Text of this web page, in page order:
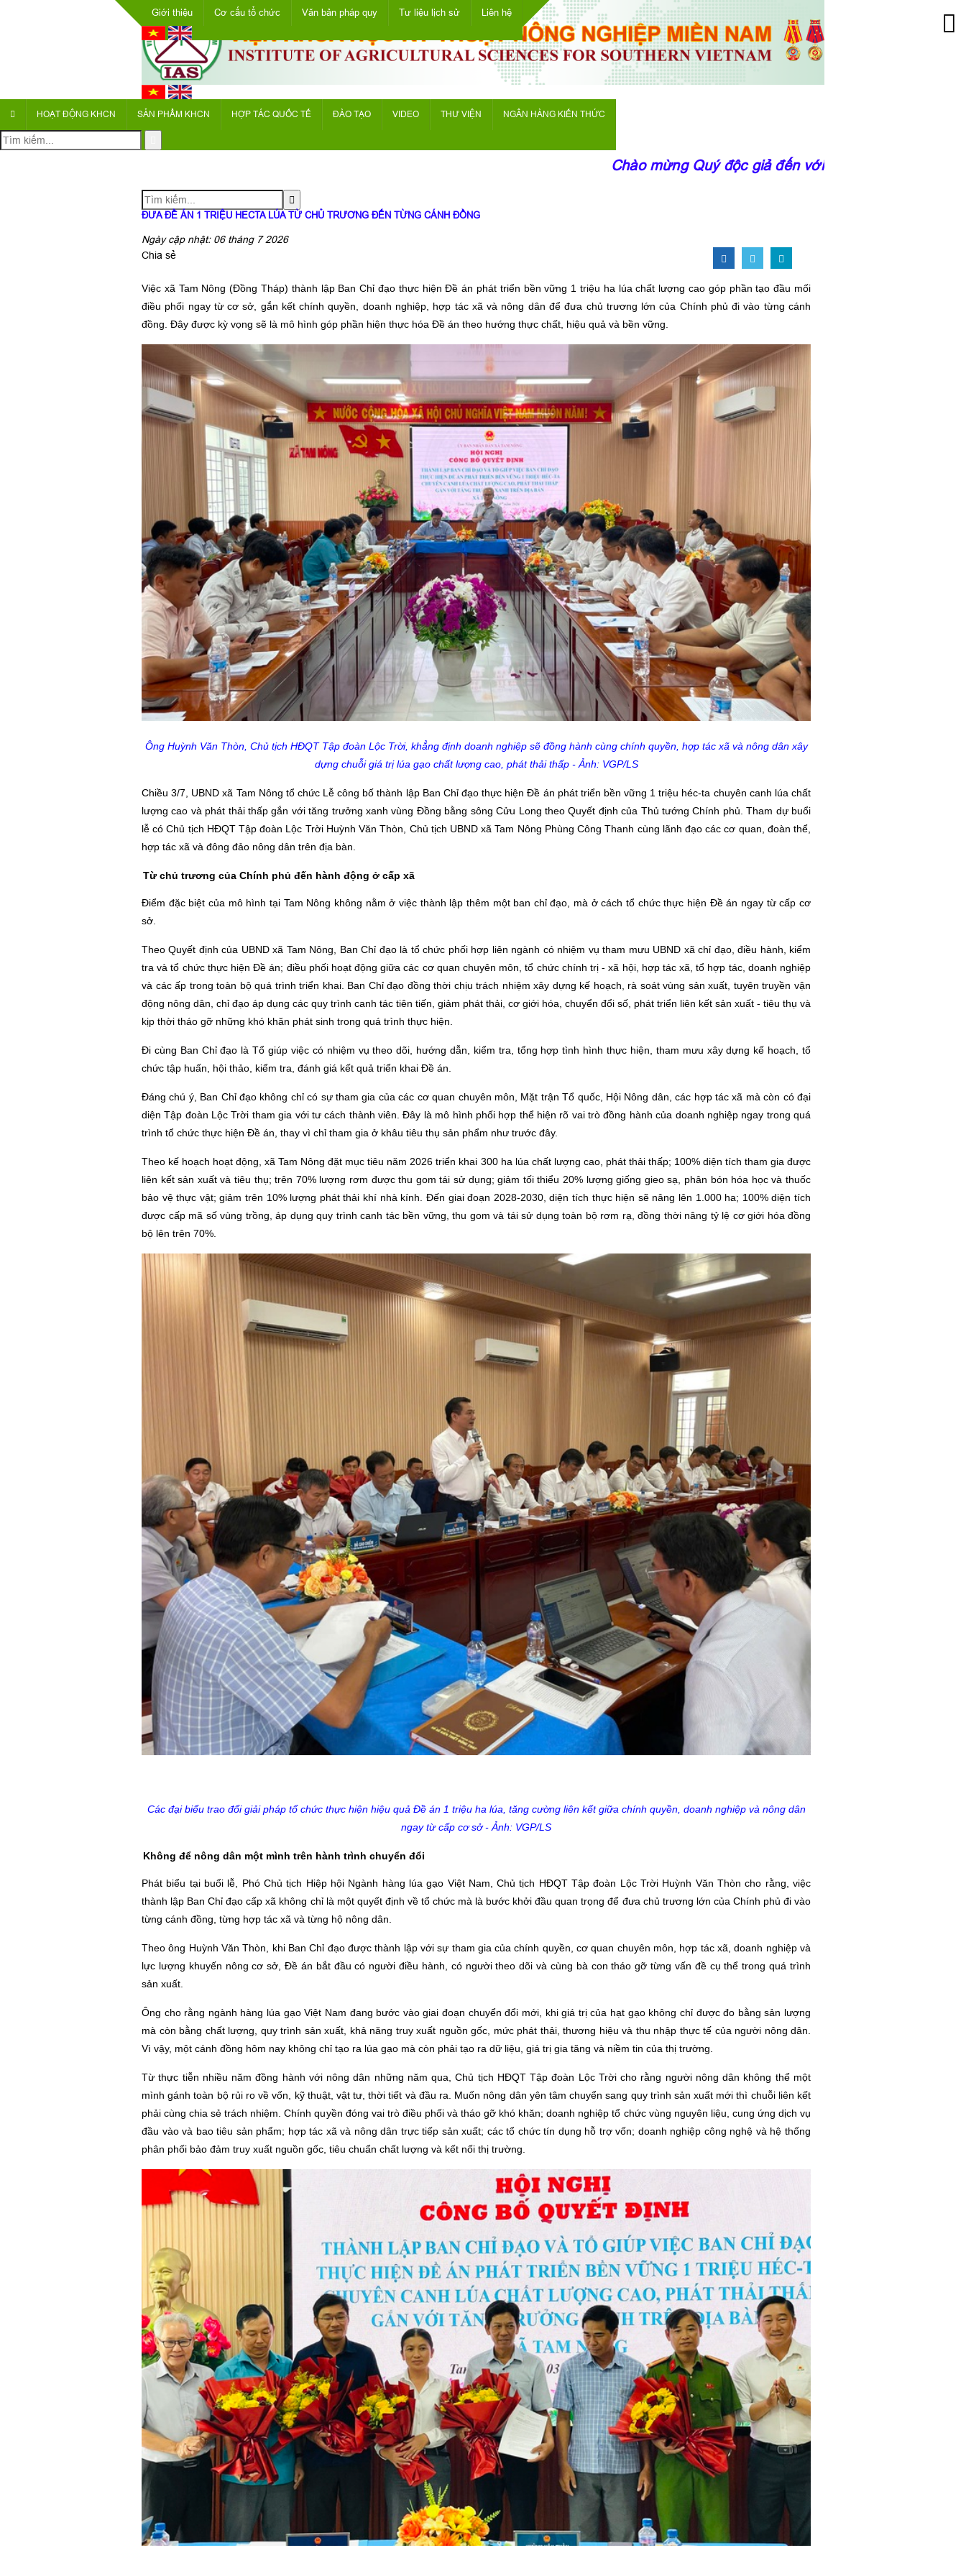
Giới thiệu Cơ cấu tổ chức Văn bản pháp quy Tư liệu lịch sử Liên hệ
HOẠT ĐỘNG KHCN SẢN PHẨM KHCN HỢP TÁC QUỐC TẾ ĐÀO TẠO VIDEO THƯ VIỆN NGÂN HÀNG KIẾN THỨC
Chào mừng Quý độc giả đến với trang thông tin của Viện
ĐƯA ĐỀ ÁN 1 TRIỆU HECTA LÚA TỪ CHỦ TRƯƠNG ĐẾN TỪNG CÁNH ĐỒNG
Ngày cập nhật: 06 tháng 7 2026
Chia sẻ
Việc xã Tam Nông (Đồng Tháp) thành lập Ban Chỉ đạo thực hiện Đề án phát triển bền vững 1 triệu ha lúa chất lượng cao góp phần tạo đầu mối
điều phối ngay từ cơ sở, gắn kết chính quyền, doanh nghiệp, hợp tác xã và nông dân để đưa chủ trương lớn của Chính phủ đi vào từng cánh
đồng. Đây được kỳ vọng sẽ là mô hình góp phần hiện thực hóa Đề án theo hướng thực chất, hiệu quả và bền vững.
Ông Huỳnh Văn Thòn, Chủ tịch HĐQT Tập đoàn Lộc Trời, khẳng định doanh nghiệp sẽ đồng hành cùng chính quyền, hợp tác xã và nông dân xây
dựng chuỗi giá trị lúa gạo chất lượng cao, phát thải thấp - Ảnh: VGP/LS
Chiều 3/7, UBND xã Tam Nông tổ chức Lễ công bố thành lập Ban Chỉ đạo thực hiện Đề án phát triển bền vững 1 triệu héc-ta chuyên canh lúa chất
lượng cao và phát thải thấp gắn với tăng trưởng xanh vùng Đồng bằng sông Cửu Long theo Quyết định của Thủ tướng Chính phủ. Tham dự buổi
lễ có Chủ tịch HĐQT Tập đoàn Lộc Trời Huỳnh Văn Thòn, Chủ tịch UBND xã Tam Nông Phùng Công Thanh cùng lãnh đạo các cơ quan, đoàn thể,
hợp tác xã và đông đảo nông dân trên địa bàn.
Từ chủ trương của Chính phủ đến hành động ở cấp xã
Điểm đặc biệt của mô hình tại Tam Nông không nằm ở việc thành lập thêm một ban chỉ đạo, mà ở cách tổ chức thực hiện Đề án ngay từ cấp cơ
sở.
Theo Quyết định của UBND xã Tam Nông, Ban Chỉ đạo là tổ chức phối hợp liên ngành có nhiệm vụ tham mưu UBND xã chỉ đạo, điều hành, kiểm
tra và tổ chức thực hiện Đề án; điều phối hoạt động giữa các cơ quan chuyên môn, tổ chức chính trị - xã hội, hợp tác xã, tổ hợp tác, doanh nghiệp
và các ấp trong toàn bộ quá trình triển khai. Ban Chỉ đạo đồng thời chịu trách nhiệm xây dựng kế hoạch, rà soát vùng sản xuất, tuyên truyền vận
động nông dân, chỉ đạo áp dụng các quy trình canh tác tiên tiến, giảm phát thải, cơ giới hóa, chuyển đổi số, phát triển liên kết sản xuất - tiêu thụ và
kịp thời tháo gỡ những khó khăn phát sinh trong quá trình thực hiện.
Đi cùng Ban Chỉ đạo là Tổ giúp việc có nhiệm vụ theo dõi, hướng dẫn, kiểm tra, tổng hợp tình hình thực hiện, tham mưu xây dựng kế hoạch, tổ
chức tập huấn, hội thảo, kiểm tra, đánh giá kết quả triển khai Đề án.
Đáng chú ý, Ban Chỉ đạo không chỉ có sự tham gia của các cơ quan chuyên môn, Mặt trận Tổ quốc, Hội Nông dân, các hợp tác xã mà còn có đại
diện Tập đoàn Lộc Trời tham gia với tư cách thành viên. Đây là mô hình phối hợp thể hiện rõ vai trò đồng hành của doanh nghiệp ngay trong quá
trình tổ chức thực hiện Đề án, thay vì chỉ tham gia ở khâu tiêu thụ sản phẩm như trước đây.
Theo kế hoạch hoạt động, xã Tam Nông đặt mục tiêu năm 2026 triển khai 300 ha lúa chất lượng cao, phát thải thấp; 100% diện tích tham gia được
liên kết sản xuất và tiêu thụ; trên 70% lượng rơm được thu gom tái sử dụng; giảm tối thiểu 20% lượng giống gieo sạ, phân bón hóa học và thuốc
bảo vệ thực vật; giảm trên 10% lượng phát thải khí nhà kính. Đến giai đoạn 2028-2030, diện tích thực hiện sẽ nâng lên 1.000 ha; 100% diện tích
được cấp mã số vùng trồng, áp dụng quy trình canh tác bền vững, thu gom và tái sử dụng toàn bộ rơm rạ, đồng thời nâng tỷ lệ cơ giới hóa đồng
bộ lên trên 70%.
Các đại biểu trao đổi giải pháp tổ chức thực hiện hiệu quả Đề án 1 triệu ha lúa, tăng cường liên kết giữa chính quyền, doanh nghiệp và nông dân
ngay từ cấp cơ sở - Ảnh: VGP/LS
Không để nông dân một mình trên hành trình chuyển đổi
Phát biểu tại buổi lễ, Phó Chủ tịch Hiệp hội Ngành hàng lúa gạo Việt Nam, Chủ tịch HĐQT Tập đoàn Lộc Trời Huỳnh Văn Thòn cho rằng, việc
thành lập Ban Chỉ đạo cấp xã không chỉ là một quyết định về tổ chức mà là bước khởi đầu quan trọng để đưa chủ trương lớn của Chính phủ đi vào
từng cánh đồng, từng hợp tác xã và từng hộ nông dân.
Theo ông Huỳnh Văn Thòn, khi Ban Chỉ đạo được thành lập với sự tham gia của chính quyền, cơ quan chuyên môn, hợp tác xã, doanh nghiệp và
lực lượng khuyến nông cơ sở, Đề án bắt đầu có người điều hành, có người theo dõi và cùng bà con tháo gỡ từng vấn đề cụ thể trong quá trình
sản xuất.
Ông cho rằng ngành hàng lúa gạo Việt Nam đang bước vào giai đoạn chuyển đổi mới, khi giá trị của hạt gạo không chỉ được đo bằng sản lượng
mà còn bằng chất lượng, quy trình sản xuất, khả năng truy xuất nguồn gốc, mức phát thải, thương hiệu và thu nhập thực tế của người nông dân.
Vì vậy, một cánh đồng hôm nay không chỉ tạo ra lúa gạo mà còn phải tạo ra dữ liệu, giá trị gia tăng và niềm tin của thị trường.
Từ thực tiễn nhiều năm đồng hành với nông dân những năm qua, Chủ tịch HĐQT Tập đoàn Lộc Trời cho rằng người nông dân không thể một
mình gánh toàn bộ rủi ro về vốn, kỹ thuật, vật tư, thời tiết và đầu ra. Muốn nông dân yên tâm chuyển sang quy trình sản xuất mới thì chuỗi liên kết
phải cùng chia sẻ trách nhiệm. Chính quyền đóng vai trò điều phối và tháo gỡ khó khăn; doanh nghiệp tổ chức vùng nguyên liệu, cung ứng dịch vụ
đầu vào và bao tiêu sản phẩm; hợp tác xã và nông dân trực tiếp sản xuất; các tổ chức tín dụng hỗ trợ vốn; doanh nghiệp công nghệ và hệ thống
phân phối bảo đảm truy xuất nguồn gốc, tiêu chuẩn chất lượng và kết nối thị trường.